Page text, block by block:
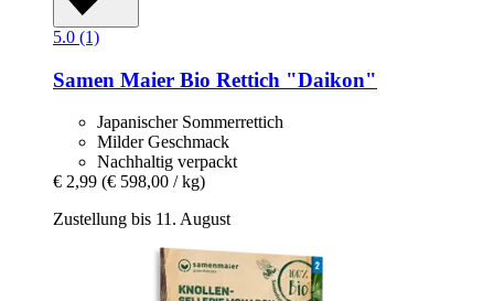
5.0 (1)
Samen Maier Bio Rettich "Daikon"
Japanischer Sommerrettich
Milder Geschmack
Nachhaltig verpackt
€ 2,99 (€ 598,00 / kg)
Zustellung bis 11. August